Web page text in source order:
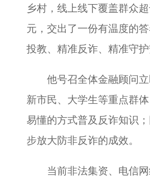
乡村，线上线下覆盖群众
元，交出了一份有温度的
投教、精准反诈、精准守护
他号召全体金融顾问立
新市民、大学生等重点群
易懂的方式普及反诈知识
步放大防非反诈的成效。
当前非法集资、电信网